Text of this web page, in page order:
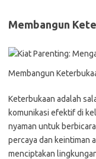
Membangun
Membangun
Keterbukaan adalah
komunikasi efektif di
nyaman untuk
percaya dan keintiman
menciptakan